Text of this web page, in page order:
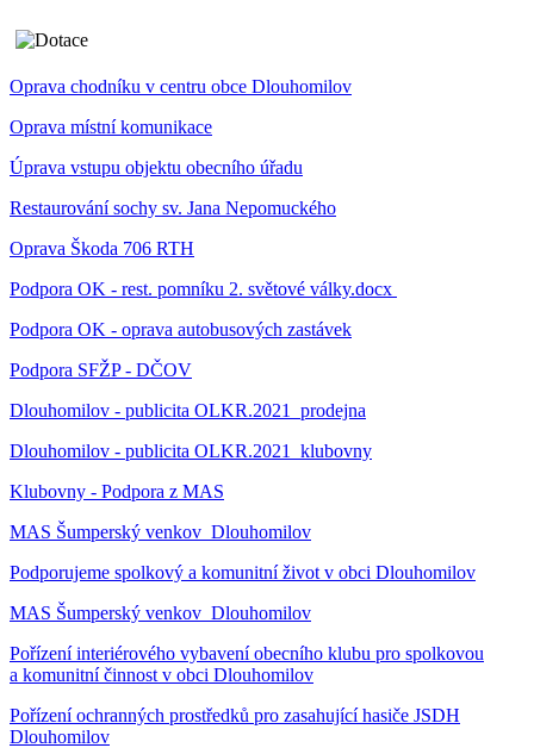
Oprava chodníku v centru obce Dlouhomilov
Oprava místní komunikace
Úprava vstupu objektu obecního úřadu
Restaurování sochy sv. Jana Nepomuckého
Oprava Škoda 706 RTH
Podpora OK - rest. pomníku 2. světové války.docx
Podpora OK - oprava autobusových zastávek
Podpora SFŽP - DČOV
Dlouhomilov - publicita OLKR.2021_prodejna
Dlouhomilov - publicita OLKR.2021_klubovny
Klubovny - Podpora z MAS
MAS Šumperský venkov_Dlouhomilov
Podporujeme spolkový a komunitní život v obci Dlouhomilov
MAS Šumperský venkov_Dlouhomilov
Pořízení interiérového vybavení obecního klubu pro spolkovou
a komunitní činnost v obci Dlouhomilov
Pořízení ochranných prostředků pro zasahující hasiče JSDH
Dlouhomilov